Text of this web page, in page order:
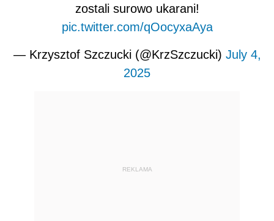
zostali surowo ukarani!
pic.twitter.com/qOocyxaAya
— Krzysztof Szczucki (@KrzSzczucki) July 4,
2025
REKLAMA